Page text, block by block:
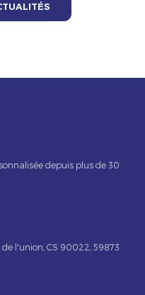
depuis plus de 30
de l'union, CS 90022, 59873